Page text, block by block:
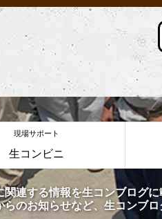
現場サポート
生コンビニ
連する情報を生コンブログに
のお知らせなど、生コンブ